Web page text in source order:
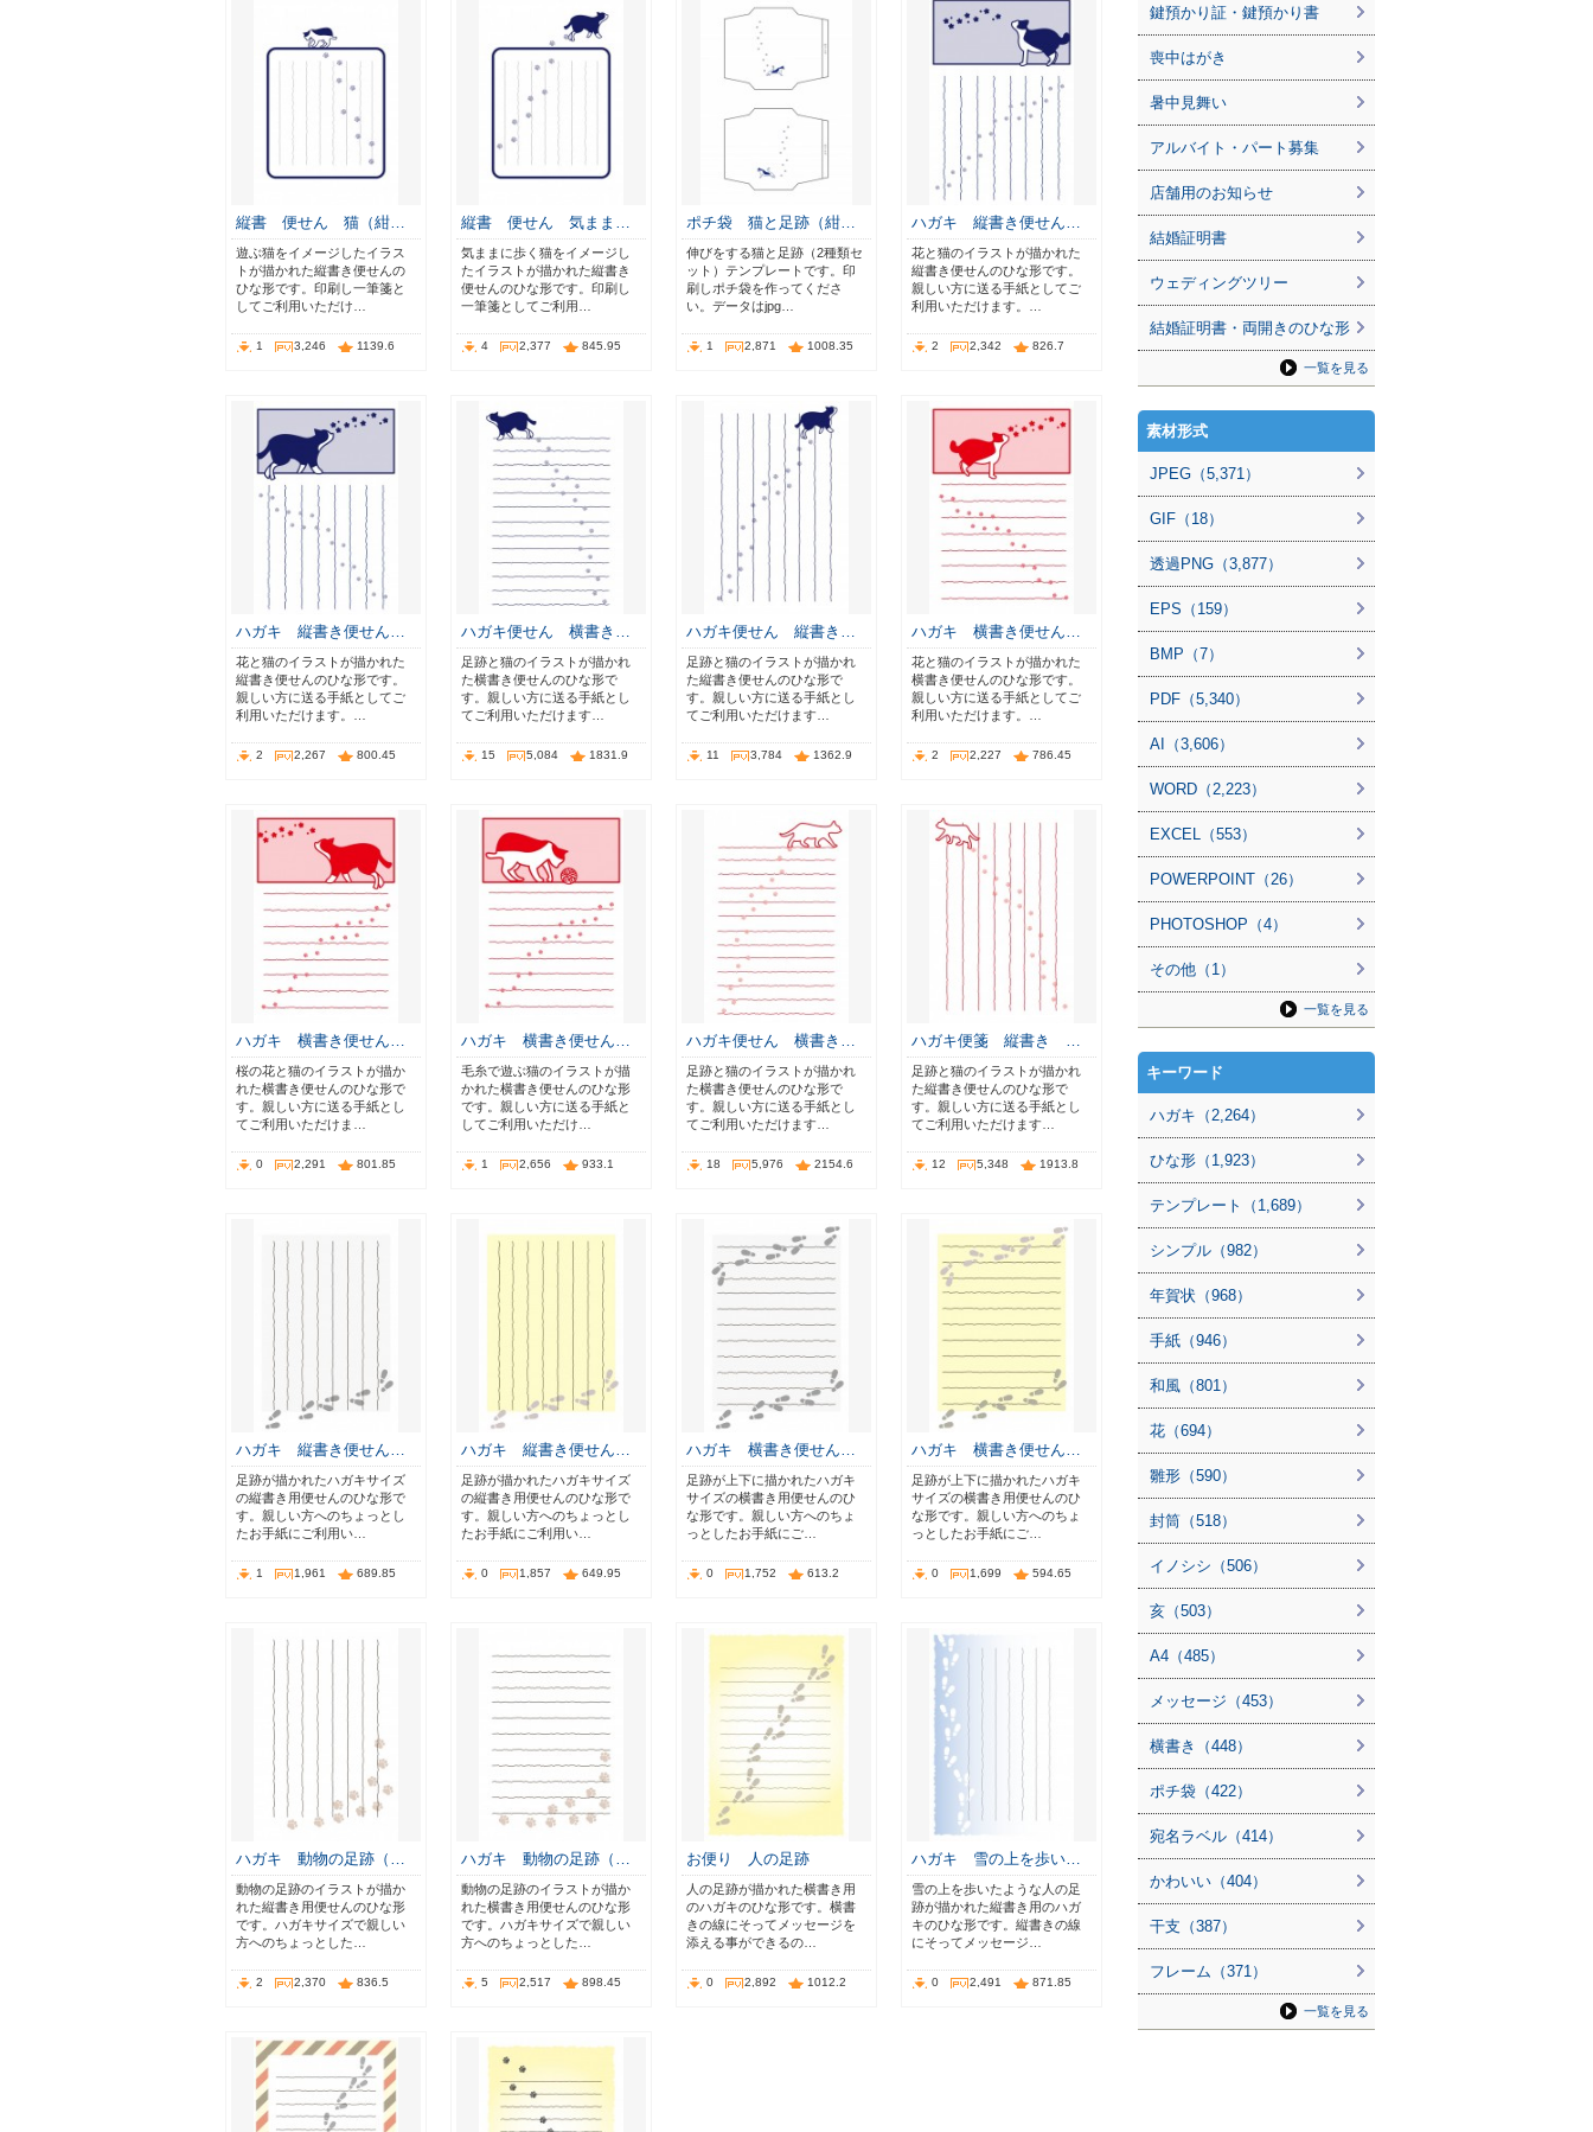
縦書 便せん 猫（紺…
遊ぶ猫をイメージしたイラス
トが描かれた縦書き便せんの
ひな形です。印刷し一筆箋と
してご利用いただけ…
1 3,246 1139.6
縦書 便せん 気まま…
気ままに歩く猫をイメージし
たイラストが描かれた縦書き
便せんのひな形です。印刷し
一筆箋としてご利用…
4 2,377 845.95
ポチ袋 猫と足跡（紺…
伸びをする猫と足跡（2種類セ
ット）テンプレートです。印
刷しポチ袋を作ってくださ
い。データはjpg…
1 2,871 1008.35
ハガキ 縦書き便せん…
花と猫のイラストが描かれた
縦書き便せんのひな形です。
親しい方に送る手紙としてご
利用いただけます。…
2 2,342 826.7
ハガキ 縦書き便せん…
花と猫のイラストが描かれた
縦書き便せんのひな形です。
親しい方に送る手紙としてご
利用いただけます。…
2 2,267 800.45
ハガキ便せん 横書き…
足跡と猫のイラストが描かれ
た横書き便せんのひな形で
す。親しい方に送る手紙とし
てご利用いただけます…
15 5,084 1831.9
ハガキ便せん 縦書き…
足跡と猫のイラストが描かれ
た縦書き便せんのひな形で
す。親しい方に送る手紙とし
てご利用いただけます…
11 3,784 1362.9
ハガキ 横書き便せん…
花と猫のイラストが描かれた
横書き便せんのひな形です。
親しい方に送る手紙としてご
利用いただけます。…
2 2,227 786.45
ハガキ 横書き便せん…
桜の花と猫のイラストが描か
れた横書き便せんのひな形で
す。親しい方に送る手紙とし
てご利用いただけま…
0 2,291 801.85
ハガキ 横書き便せん…
毛糸で遊ぶ猫のイラストが描
かれた横書き便せんのひな形
です。親しい方に送る手紙と
してご利用いただけ…
1 2,656 933.1
ハガキ便せん 横書き…
足跡と猫のイラストが描かれ
た横書き便せんのひな形で
す。親しい方に送る手紙とし
てご利用いただけます…
18 5,976 2154.6
ハガキ便箋 縦書き …
足跡と猫のイラストが描かれ
た縦書き便せんのひな形で
す。親しい方に送る手紙とし
てご利用いただけます…
12 5,348 1913.8
ハガキ 縦書き便せん…
足跡が描かれたハガキサイズ
の縦書き用便せんのひな形で
す。親しい方へのちょっとし
たお手紙にご利用い…
1 1,961 689.85
ハガキ 縦書き便せん…
足跡が描かれたハガキサイズ
の縦書き用便せんのひな形で
す。親しい方へのちょっとし
たお手紙にご利用い…
0 1,857 649.95
ハガキ 横書き便せん…
足跡が上下に描かれたハガキ
サイズの横書き用便せんのひ
な形です。親しい方へのちょ
っとしたお手紙にご…
0 1,752 613.2
ハガキ 横書き便せん…
足跡が上下に描かれたハガキ
サイズの横書き用便せんのひ
な形です。親しい方へのちょ
っとしたお手紙にご…
0 1,699 594.65
ハガキ 動物の足跡（…
動物の足跡のイラストが描か
れた縦書き用便せんのひな形
です。ハガキサイズで親しい
方へのちょっとした…
2 2,370 836.5
ハガキ 動物の足跡（…
動物の足跡のイラストが描か
れた横書き用便せんのひな形
です。ハガキサイズで親しい
方へのちょっとした…
5 2,517 898.45
お便り 人の足跡
人の足跡が描かれた横書き用
のハガキのひな形です。横書
きの線にそってメッセージを
添える事ができるの…
0 2,892 1012.2
ハガキ 雪の上を歩い…
雪の上を歩いたような人の足
跡が描かれた縦書き用のハガ
キのひな形です。縦書きの線
にそってメッセージ…
0 2,491 871.85
鍵預かり証・鍵預かり書
喪中はがき
暑中見舞い
アルバイト・パート募集
店舗用のお知らせ
結婚証明書
ウェディングツリー
結婚証明書・両開きのひな形
一覧を見る
素材形式
JPEG（5,371）
GIF（18）
透過PNG（3,877）
EPS（159）
BMP（7）
PDF（5,340）
AI（3,606）
WORD（2,223）
EXCEL（553）
POWERPOINT（26）
PHOTOSHOP（4）
その他（1）
一覧を見る
キーワード
ハガキ（2,264）
ひな形（1,923）
テンプレート（1,689）
シンプル（982）
年賀状（968）
手紙（946）
和風（801）
花（694）
雛形（590）
封筒（518）
イノシシ（506）
亥（503）
A4（485）
メッセージ（453）
横書き（448）
ポチ袋（422）
宛名ラベル（414）
かわいい（404）
干支（387）
フレーム（371）
一覧を見る